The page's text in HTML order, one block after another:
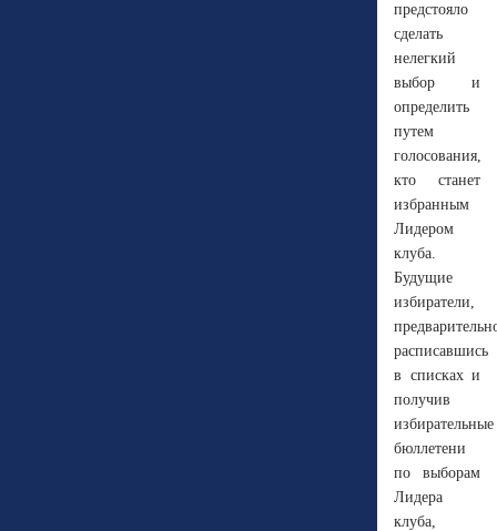
предстояло
сделать
нелегкий
выбор и
определить
путем
голосования,
кто станет
избранным
Лидером
клуба.
Будущие
избиратели,
расписавшись
в списках и
получив
избирательные
бюллетени
по выборам
Лидера
клуба,